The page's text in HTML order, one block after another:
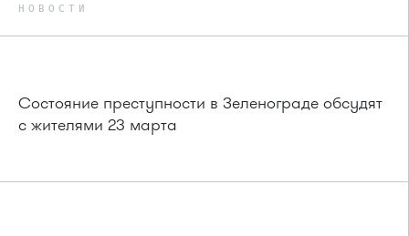
НОВОСТИ
Состояние преступности в Зеленограде обсудят
с жителями 23 марта